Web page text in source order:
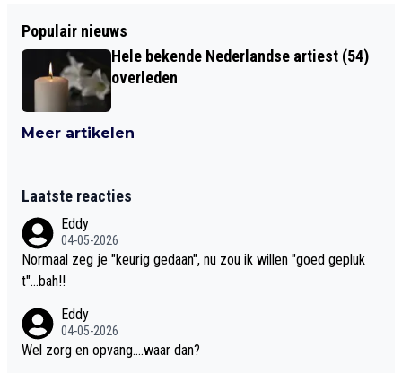
Populair nieuws
Hele bekende Nederlandse artiest (54)
overleden
Meer artikelen
Laatste reacties
Eddy
04-05-2026
Normaal zeg je "keurig gedaan", nu zou ik willen "goed gepluk
t"...bah!!
Eddy
04-05-2026
Wel zorg en opvang....waar dan?